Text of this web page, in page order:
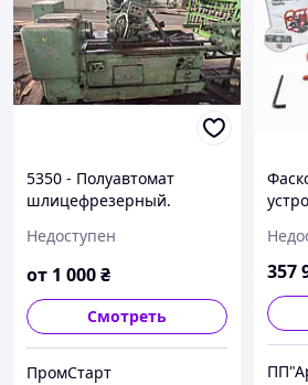
5350 - Полуавтомат
шлицефрезерный.
Недоступен
от 1 000₴
Смотреть
ПромСтарт
357